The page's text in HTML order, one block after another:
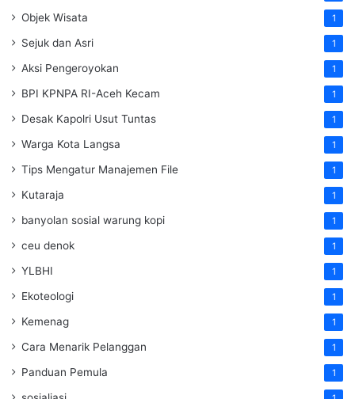
Objek Wisata 1
Sejuk dan Asri 1
Aksi Pengeroyokan 1
BPI KPNPA RI-Aceh Kecam 1
Desak Kapolri Usut Tuntas 1
Warga Kota Langsa 1
Tips Mengatur Manajemen File 1
Kutaraja 1
banyolan sosial warung kopi 1
ceu denok 1
YLBHI 1
Ekoteologi 1
Kemenag 1
Cara Menarik Pelanggan 1
Panduan Pemula 1